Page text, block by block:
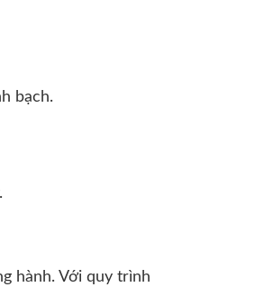
bạch.
hành. Với quy trình